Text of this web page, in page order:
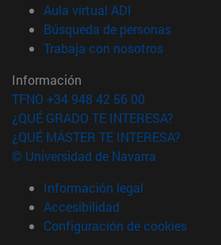
Aula virtual ADI
Búsqueda de personas(abre en
Trabaja con nosotros(abre en
Información
TFNO +34 948 42 56 00
¿QUÉ GRADO TE INTERESA?
¿QUÉ MÁSTER TE INTERESA?
© Universidad de Navarra
Información legal
Accesibilidad
Configuración de cookies